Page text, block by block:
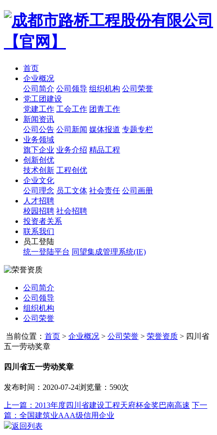
首页
企业概况
公司简介 公司领导 组织机构 公司荣誉
党工团建设
党建工作 工会工作 团青工作
新闻资讯
公司公告 公司新闻 媒体报道 专题专栏
业务领域
旗下企业 业务介绍 精品工程
创新创优
技术创新 工程创优
企业文化
公司理念 员工文体 社会责任 公司画册
人才招聘
校园招聘 社会招聘
投资者关系
联系我们
员工登陆
统一登陆平台 同望集成管理系统(IE)
公司简介
公司领导
组织机构
公司荣誉
当前位置： 首页 > 企业概况 > 公司荣誉 > 荣誉资质 > 四川省
五一劳动奖章
四川省五一劳动奖章
发布时间：2020-07-24浏览量：590次
上一篇：2013年度四川省建设工程天府杯金奖巴南高速 下一
篇：全国建筑业AAA级信用企业
返回列表